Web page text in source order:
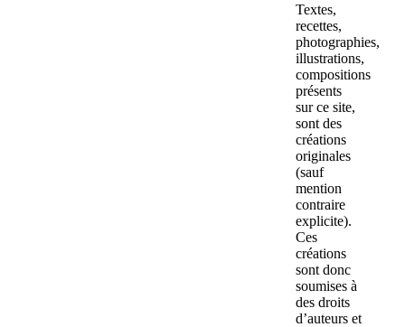
Textes,
recettes,
photographies,
illustrations,
compositions
présents
sur ce site,
sont des
créations
originales
(sauf
mention
contraire
explicite).
Ces
créations
sont donc
soumises à
des droits
d’auteurs et